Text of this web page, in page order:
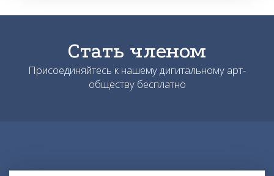
Стать членом
Присоединяйтесь к нашему дигитальному арт-
обществу бесплатно